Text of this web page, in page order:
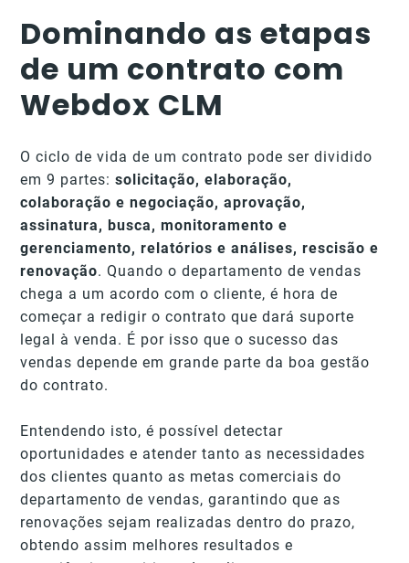
Dominando as etapas
de um contrato com
Webdox CLM
O ciclo de vida de um contrato pode ser dividido
em 9 partes:solicitação, elaboração,
colaboração e negociação, aprovação,
assinatura, busca, monitoramento e
gerenciamento, relatórios e análises, rescisão e
renovação. Quando o departamento de vendas
chega a um acordo com o cliente, é hora de
começar a redigir o contrato que dará suporte
legal à venda. É por isso que o sucesso das
vendas depende em grande parte da boa gestão
do contrato.
Entendendo isto, é possível detectar
oportunidades e atender tanto as necessidades
dos clientes quanto as metas comerciais do
departamento de vendas, garantindo que as
renovações sejam realizadas dentro do prazo,
obtendo assim melhores resultados e